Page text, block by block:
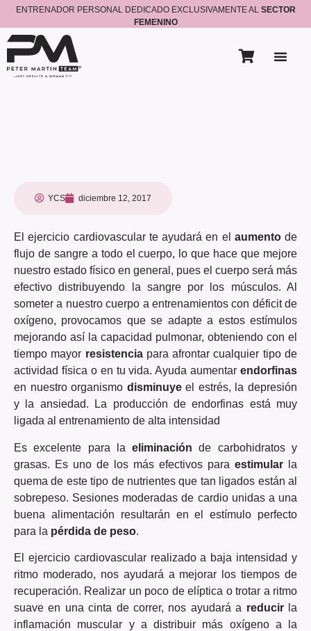
ENTRENADOR PERSONAL DEDICADO EXCLUSIVAMENTE AL SECTOR
FEMENINO
YCS diciembre 12, 2017
El ejercicio cardiovascular te ayudará en el aumentode
flujo de sangre a todo el cuerpo, lo que hace que mejore
nuestro estado físico en general, pues el cuerpo será más
efectivo distribuyendo la sangre por los músculos. Al
someter a nuestro cuerpo a entrenamientos con déficit de
oxígeno, provocamos que se adapte a estos estímulos
mejorando así la capacidad pulmonar, obteniendo con el
tiempo mayor resistenciapara afrontar cualquier tipo de
actividad física o en tu vida. Ayuda aumentar endorfinas
en nuestro organismo disminuyeel estrés, la depresión
y la ansiedad. La producción de endorfinas está muy
ligada al entrenamiento de alta intensidad
Es excelente para laeliminación de carbohidratos y
grasas. Es uno de los más efectivos para estimular la
quema de este tipo de nutrientes que tan ligados están al
sobrepeso. Sesiones moderadas de cardio unidas a una
buena alimentación resultarán en el estímulo perfecto
para la pérdida de peso.
El ejercicio cardiovascular realizado a baja intensidad y
ritmo moderado, nos ayudará a mejorar los tiempos de
recuperación. Realizar un poco de elíptica o trotar a ritmo
suave en una cinta de correr, nos ayudará a reducirla
inflamación muscular y a distribuir más oxígeno a la